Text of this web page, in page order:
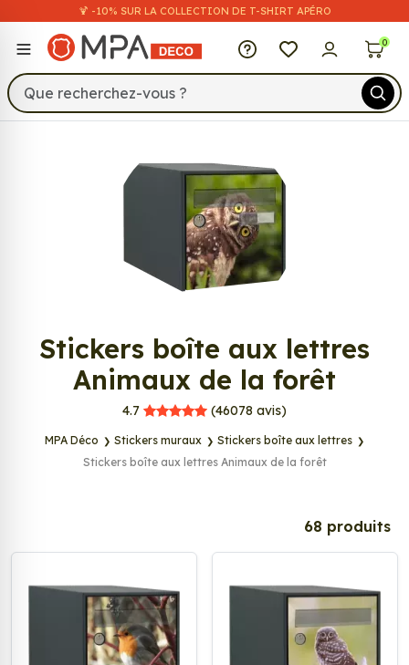
🍹 -10% SUR LA COLLECTION DE T-SHIRT APÉRO
MPA Déco 0
Stickers boîte aux lettres
Animaux de la forêt
MPA Déco
4.7 (46078 avis)
MPA Déco Stickers muraux
Stickers boîte aux lettres
Stickers boîte aux lettres Animaux de la forêt
68 produits